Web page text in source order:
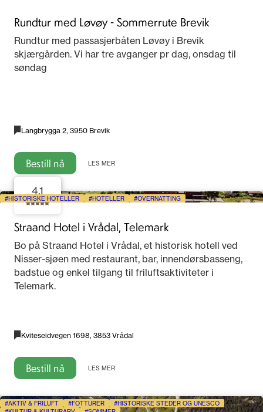
Rundtur med Løvøy - Sommerrute Brevik
Rundtur med passasjerbåten Løvøy i Brevik
skjærgården. Vi har tre avganger pr dag, onsdag til
søndag
Langbrygga 2, 3950 Brevik
Bestill nå LES MER
HISTORISKE HOTELLER HOTELLER OVERNATTING
4.1
Straand Hotel i Vrådal, Telemark
Bo på Straand Hotel i Vrådal, et historisk hotell ved
Nisser-sjøen med restaurant, bar, innendørsbasseng,
badstue og enkel tilgang til friluftsaktiviteter i
Telemark.
Kviteseidvegen 1698, 3853 Vrådal
Bestill nå LES MER
AKTIV & FRILUFT FOTTURER
HISTORISKE STEDER OG UNESCO